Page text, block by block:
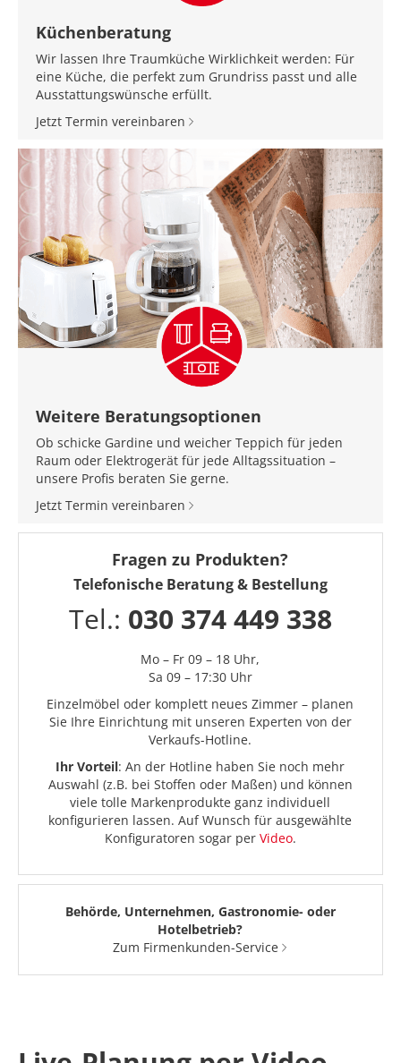
Küchenberatung
Wir lassen Ihre Traumküche Wirklichkeit werden: Für
eine Küche, die perfekt zum Grundriss passt und alle
Ausstattungswünsche erfüllt.
Jetzt Termin vereinbaren
Weitere Beratungsoptionen
Ob schicke Gardine und weicher Teppich für jeden
Raum oder Elektrogerät für jede Alltagssituation –
unsere Profis beraten Sie gerne.
Jetzt Termin vereinbaren
Fragen zu Produkten?
Telefonische Beratung & Bestellung
Tel.: 030 374 449 338
Mo – Fr 09 – 18 Uhr,
Sa 09 – 17:30 Uhr
Einzelmöbel oder komplett neues Zimmer – planen
Sie Ihre Einrichtung mit unseren Experten von der
Verkaufs-Hotline.
Ihr Vorteil: An der Hotline haben Sie noch mehr
Auswahl (z.B. bei Stoffen oder Maßen) und können
viele tolle Markenprodukte ganz individuell
konfigurieren lassen. Auf Wunsch für ausgewählte
Konfiguratoren sogar per Video.
Behörde, Unternehmen, Gastronomie- oder
Hotelbetrieb?
Zum Firmenkunden-Service